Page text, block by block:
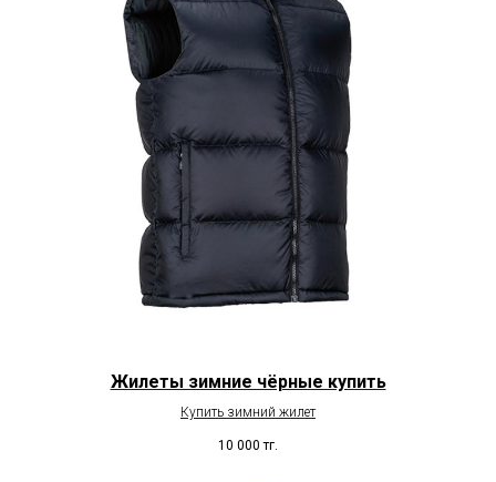
Жилеты зимние чёрные купить
Купить зимний жилет
10 000 тг.